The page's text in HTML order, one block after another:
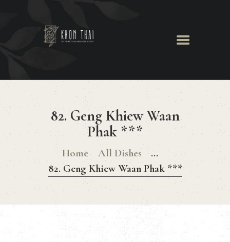
82. Geng Khiew Waan
Phak ***
Home All Dishes
...
82. Geng Khiew Waan Phak ***
Khon Thai